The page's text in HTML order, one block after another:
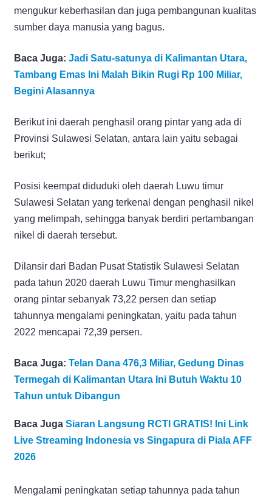
mengukur keberhasilan dan juga pembangunan kualitas
sumber daya manusia yang bagus.
Baca Juga: Jadi Satu-satunya di Kalimantan Utara,
Tambang Emas Ini Malah Bikin Rugi Rp 100 Miliar,
Begini Alasannya
Berikut ini daerah penghasil orang pintar yang ada di
Provinsi Sulawesi Selatan, antara lain yaitu sebagai
berikut;
Posisi keempat diduduki oleh daerah Luwu timur
Sulawesi Selatan yang terkenal dengan penghasil nikel
yang melimpah, sehingga banyak berdiri pertambangan
nikel di daerah tersebut.
Dilansir dari Badan Pusat Statistik Sulawesi Selatan
pada tahun 2020 daerah Luwu Timur menghasilkan
orang pintar sebanyak 73,22 persen dan setiap
tahunnya mengalami peningkatan, yaitu pada tahun
2022 mencapai 72,39 persen.
Baca Juga: Telan Dana 476,3 Miliar, Gedung Dinas
Termegah di Kalimantan Utara Ini Butuh Waktu 10
Tahun untuk Dibangun
Baca Juga Siaran Langsung RCTI GRATIS! Ini Link
Live Streaming Indonesia vs Singapura di Piala AFF
2026
Mengalami peningkatan setiap tahunnya pada tahun